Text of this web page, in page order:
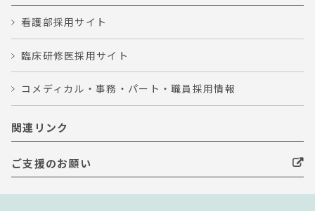
看護部採用サイト
臨床研修医採用サイト
コメディカル・事務・パート・職員採用情報
関連リンク
ご支援のお願い